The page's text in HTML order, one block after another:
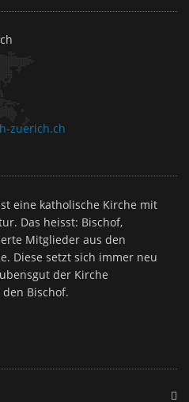
zuerich.ch
eine katholische Kirche mit
Das heisst: Bischof,
Mitglieder aus den
Diese setzt sich immer neu
der Kirche
Bischof.